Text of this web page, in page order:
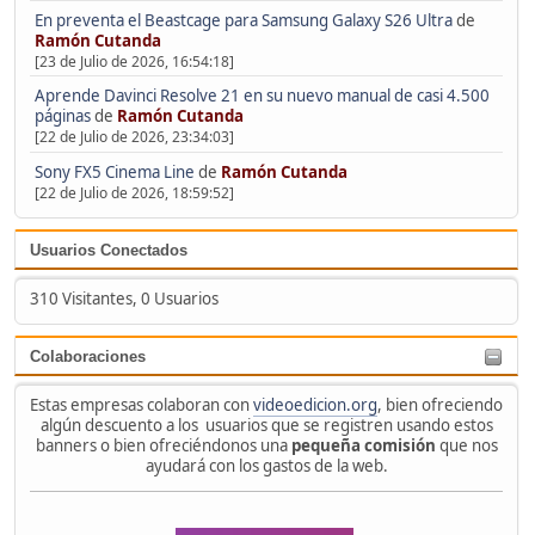
En preventa el Beastcage para Samsung Galaxy S26 Ultrade
Ramón Cutanda
[23 de Julio de 2026, 16:54:18]
Aprende Davinci Resolve 21 en su nuevo manual de casi 4.500
páginasde Ramón Cutanda
[22 de Julio de 2026, 23:34:03]
Sony FX5 Cinema Line de Ramón Cutanda
[22 de Julio de 2026, 18:59:52]
Usuarios Conectados
310 Visitantes, 0 Usuarios
Colaboraciones
Estas empresas colaboran convideoedicion.org, bien ofreciendo
algún descuento a los usuarios que se registren usando estos
banners o bien ofreciéndonos una pequeña comisión que nos
ayudará con los gastos de la web.